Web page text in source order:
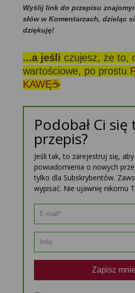
Wyślij link do przepisu
słów w Komentarzach, dzieląc
dziękuję!
...a jeśli czujesz, że to,
wartościowe, po prostu
KAWĘ☕
Podobał Ci się
przepis?
Jeśli tak, to zarejestruj się,
powiadomienia o nowych
tylko dla Subskrybentów.
wypisać. Nie ujawnię nikomu
Zapisz mnie